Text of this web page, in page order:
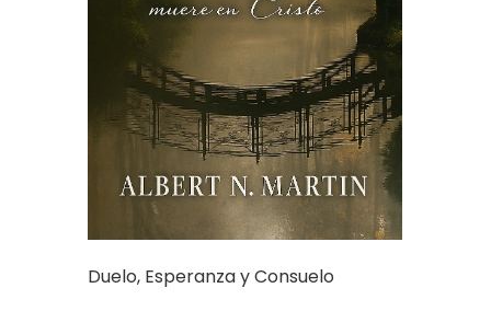
Duelo, Esperanza y Consuelo